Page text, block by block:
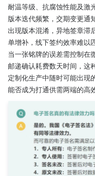
耐温等级、抗腐蚀性能及激
版本迭代频繁，交期变更通
出现版本混淆，异地签章滞
单增补，线下签约效率难以
当一张铭牌的误差需控制在
邮递确认耗费数天时间，这
定制化生产中随时可能出现
能否成为打通供需两端的高